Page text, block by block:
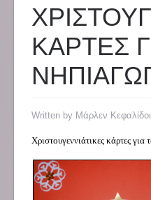
ΚΑΡΤΕΣ
Written by Μάρλεν
Χριστουγεννιάτικες κάρτες